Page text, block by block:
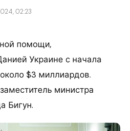
02:23
помощи,
Украине с начала
$3 миллиардов.
министра
Бигун.